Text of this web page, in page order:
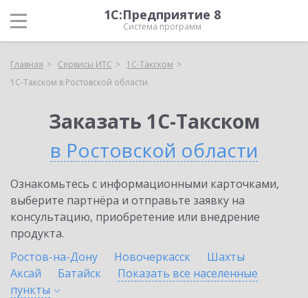
1С:Предприятие 8
Система программ
Главная Сервисы ИТС
1С-Такском
1С-Такском в Ростовской области
Заказать 1С-Такском
в Ростовской области
Ознакомьтесь с информационными карточками,
выберите партнёра и отправьте заявку на
консультацию, приобретение или внедрение
продукта.
Ростов-на-Дону
Новочеркасск
Шахты
Аксай
Батайск
Показать все населенные
пункты